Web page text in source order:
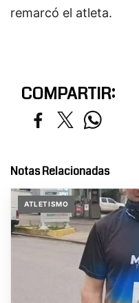
remarcó el atleta.
COMPARTIR:
Notas Relacionadas
ATLETISMO